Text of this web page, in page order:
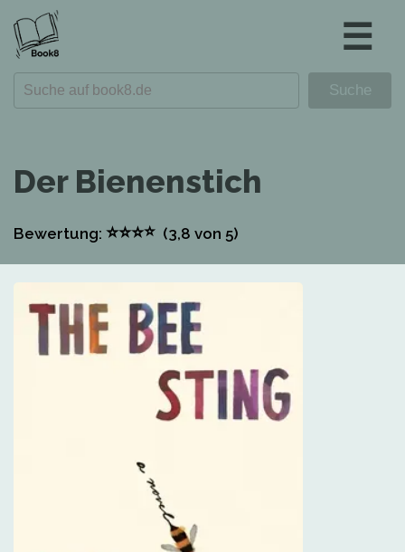
☰
Der Bienenstich
Bewertung: ⭐⭐⭐⭐ (3,8 von 5)